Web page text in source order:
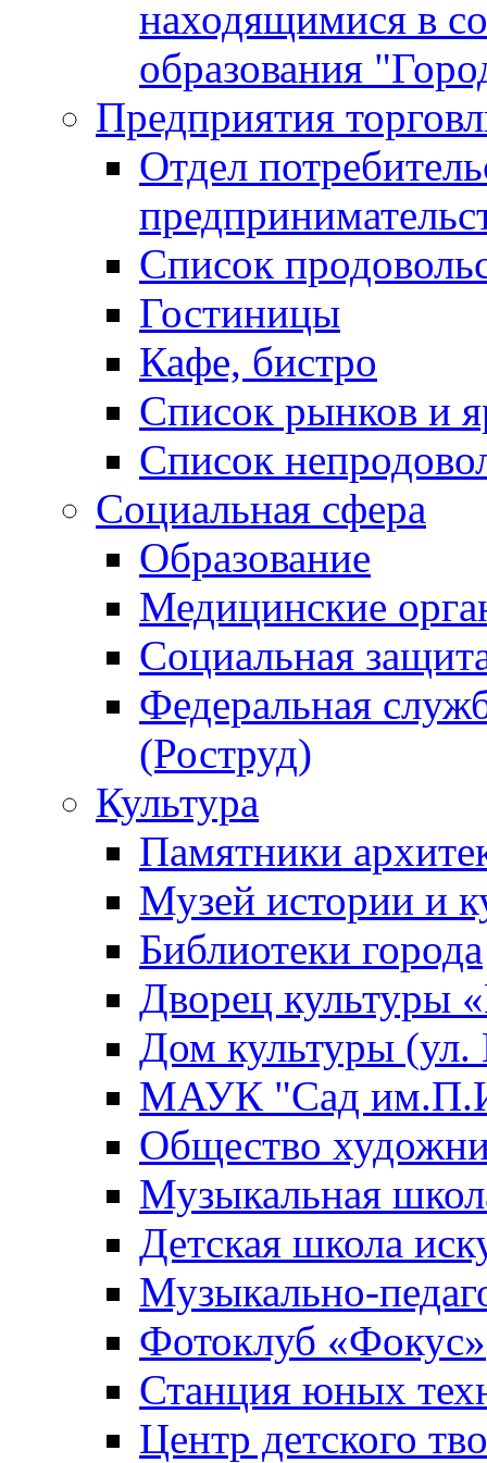
находящимися в
образования
Предприятия
Отдел
Список
Гостиницы
Кафе, бистро
Cписок рынков и
Список
Социальная сфера
Образование
Медицинские
Социальная
Федеральная
(Роструд)
Культура
Памятники
Музей истории и
Библиотеки города
Дворец культуры
Дом культуры (ул.
МАУК "Сад
Общество
Музыкальная
Детская школа
Музыкально-
Фотоклуб «Фокус»
Станция юных
Центр детского